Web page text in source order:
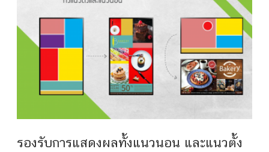
รองรับการแสดงผลทั้งแนวนอน และแนวตั้ง